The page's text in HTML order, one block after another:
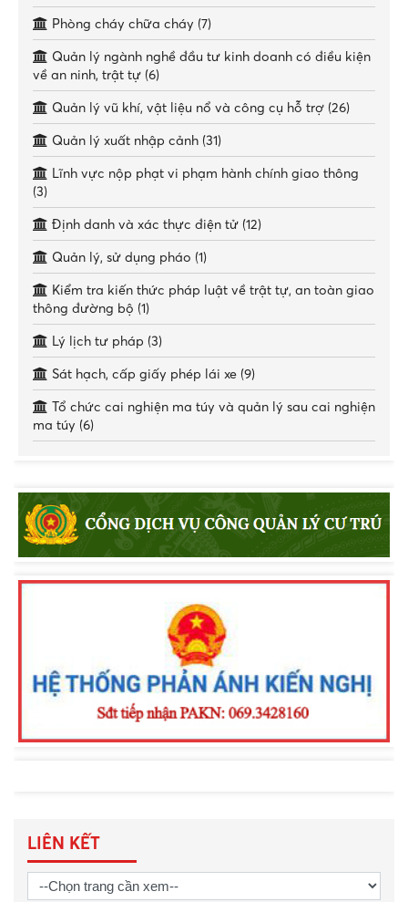
Phòng cháy chữa cháy (7)
Quản lý ngành nghề đầu tư kinh doanh có điều kiện
về an ninh, trật tự (6)
Quản lý vũ khí, vật liệu nổ và công cụ hỗ trợ (26)
Quản lý xuất nhập cảnh (31)
Lĩnh vực nộp phạt vi phạm hành chính giao thông
(3)
Định danh và xác thực điện tử (12)
Quản lý, sử dụng pháo (1)
Kiểm tra kiến thức pháp luật về trật tự, an toàn giao
thông đường bộ (1)
Lý lịch tư pháp (3)
Sát hạch, cấp giấy phép lái xe (9)
Tổ chức cai nghiện ma túy và quản lý sau cai nghiện
ma túy (6)
LIÊN KẾT